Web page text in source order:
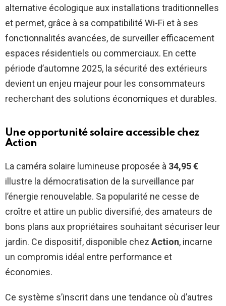
alternative écologique aux installations traditionnelles
et permet, grâce à sa compatibilité Wi-Fi et à ses
fonctionnalités avancées, de surveiller efficacement
espaces résidentiels ou commerciaux. En cette
période d’automne 2025, la sécurité des extérieurs
devient un enjeu majeur pour les consommateurs
recherchant des solutions économiques et durables.
Une opportunité solaire accessible chez
Action
La caméra solaire lumineuse proposée à 34,95 €
illustre la démocratisation de la surveillance par
l’énergie renouvelable. Sa popularité ne cesse de
croître et attire un public diversifié, des amateurs de
bons plans aux propriétaires souhaitant sécuriser leur
jardin. Ce dispositif, disponible chez Action, incarne
un compromis idéal entre performance et
économies.
Ce système s’inscrit dans une tendance où d’autres